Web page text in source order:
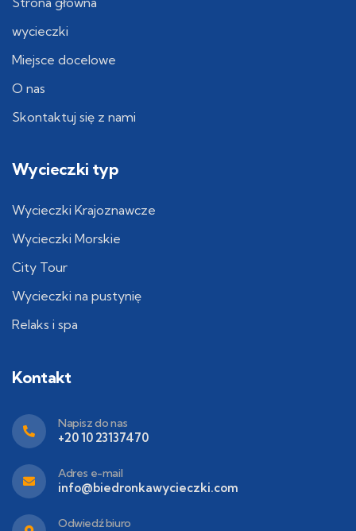
wycieczki
Miejsce docelowe
O nas
Skontaktuj się z nami
Wycieczki typ
Wycieczki Krajoznawcze
Wycieczki Morskie
City Tour
Wycieczki na pustynię
Relaks i spa
Kontakt
Napisz do nas
+20 10 23137470
Adres e-mail
info@biedronkawycieczki.com
Odwiedź biuro